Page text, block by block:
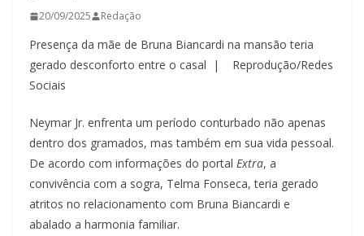
20/09/2025 Redação
Presença da mãe de Bruna Biancardi na mansão teria
gerado desconforto entre o casal | Reprodução/Redes
Sociais
Neymar Jr. enfrenta um período conturbado não apenas
dentro dos gramados, mas também em sua vida pessoal.
De acordo com informações do portal Extra, a
convivência com a sogra, Telma Fonseca, teria gerado
atritos no relacionamento com Bruna Biancardi e
abalado a harmonia familiar.